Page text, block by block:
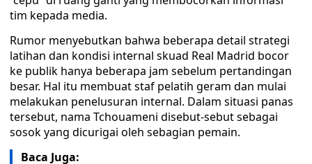
tim kepada media.
Rumor menyebutkan bahwa beberapa detail strategi
latihan dan kondisi internal skuad Real Madrid bocor
ke publik hanya beberapa jam sebelum pertandingan
besar. Hal itu membuat staf pelatih geram dan mulai
melakukan penelusuran internal. Dalam situasi panas
tersebut, nama Tchouameni disebut-sebut sebagai
sosok yang dicurigai oleh sebagian pemain.
Baca Juga: